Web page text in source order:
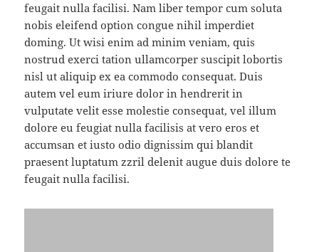
feugait nulla facilisi. Nam liber tempor cum soluta
nobis eleifend option congue nihil imperdiet
doming. Ut wisi enim ad minim veniam, quis
nostrud exerci tation ullamcorper suscipit lobortis
nisl ut aliquip ex ea commodo consequat. Duis
autem vel eum iriure dolor in hendrerit in
vulputate velit esse molestie consequat, vel illum
dolore eu feugiat nulla facilisis at vero eros et
accumsan et iusto odio dignissim qui blandit
praesent luptatum zzril delenit augue duis dolore te
feugait nulla facilisi.